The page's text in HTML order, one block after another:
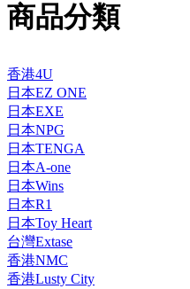
商品分類
香港4U
日本EZ ONE
日本EXE
日本NPG
日本TENGA
日本A-one
日本Wins
日本R1
日本Toy Heart
台灣Extase
香港NMC
香港Lusty City